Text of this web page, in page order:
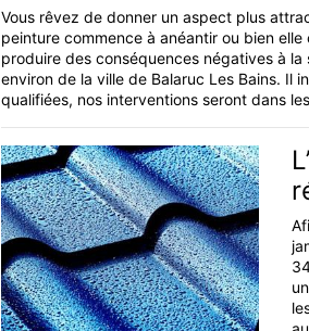
Vous rêvez de donner un aspect plus
peinture commence à anéantir ou bien
produire des conséquences négatives à
environ de la ville de Balaruc Les Bains. Il
qualifiées, nos interventions seront dans